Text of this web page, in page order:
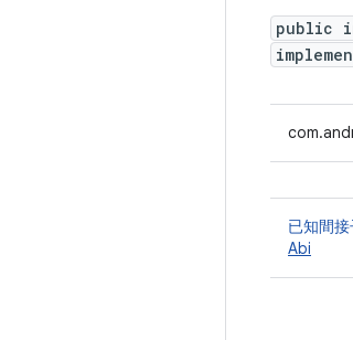
public
已知間
Abi